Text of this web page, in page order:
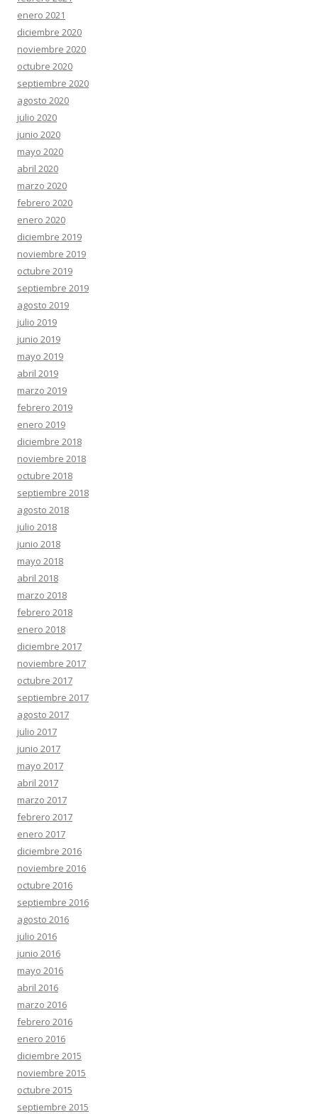
enero 2021
diciembre 2020
noviembre 2020
octubre 2020
septiembre 2020
agosto 2020
julio 2020
junio 2020
mayo 2020
abril 2020
marzo 2020
febrero 2020
enero 2020
diciembre 2019
noviembre 2019
octubre 2019
septiembre 2019
agosto 2019
julio 2019
junio 2019
mayo 2019
abril 2019
marzo 2019
febrero 2019
enero 2019
diciembre 2018
noviembre 2018
octubre 2018
septiembre 2018
agosto 2018
julio 2018
junio 2018
mayo 2018
abril 2018
marzo 2018
febrero 2018
enero 2018
diciembre 2017
noviembre 2017
octubre 2017
septiembre 2017
agosto 2017
julio 2017
junio 2017
mayo 2017
abril 2017
marzo 2017
febrero 2017
enero 2017
diciembre 2016
noviembre 2016
octubre 2016
septiembre 2016
agosto 2016
julio 2016
junio 2016
mayo 2016
abril 2016
marzo 2016
febrero 2016
enero 2016
diciembre 2015
noviembre 2015
octubre 2015
septiembre 2015